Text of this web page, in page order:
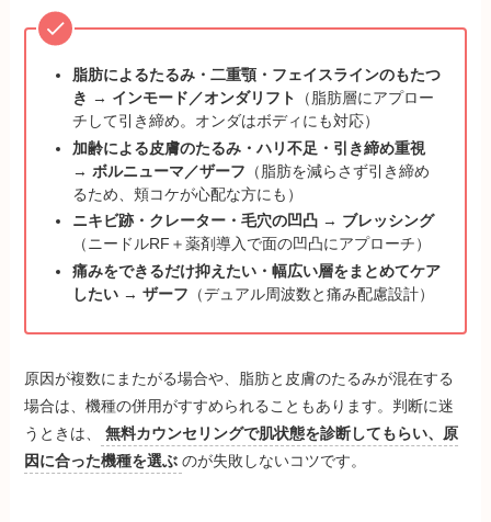
脂肪によるたるみ・二重顎・フェイスラインのもたつ
き → インモード／オンダリフト
（脂肪層にアプロー
チして引き締め。オンダはボディにも対応）
加齢による皮膚のたるみ・ハリ不足・引き締め重視
→ ボルニューマ／ザーフ （脂肪を減らさず引き締め
るため、頬コケが心配な方にも）
ニキビ跡・クレーター・毛穴の凹凸 → ブレッシング
（ニードルRF＋薬剤導入で面の凹凸にアプローチ）
痛みをできるだけ抑えたい・幅広い層をまとめてケア
したい →ザーフ （デュアル周波数と痛み配慮設計）
原因が複数にまたがる場合や、脂肪と皮膚のたるみが混在する
場合は、機種の併用がすすめられることもあります。判断に迷
うときは、
無料カウンセリングで肌状態を診断してもらい、原
因に合った機種を選ぶ のが失敗しないコツです。